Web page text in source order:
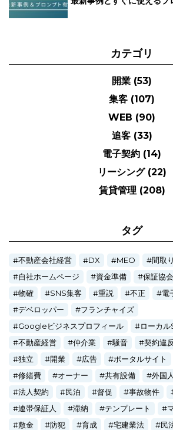
カテゴリ
開業 (53)
集客 (107)
WEB (90)
追客 (33)
電子契約 (14)
リーシング (22)
賃貸管理 (208)
タグ
不動産会社経営 DX MEO 間取
自社ホームページ
資金準備 保証協会
物確
SNS集客 重説 不正
電
デベロッパー
フランチャイズ
Googleビジネスプロフィール
ローカル
不動産経営
仲介業 騒音 契約違反
独立
開業 広告 ポータルサイト
修繕費
オーナー 共有設備 外国
法人契約
民泊 督促 事故物件
連帯保証人
滞納 テンプレート
敷金
防犯 育成 宅建業法 民